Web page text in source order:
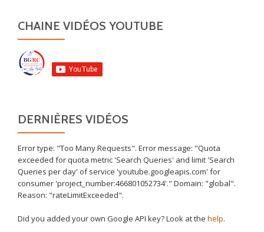
CHAINE VIDÉOS YOUTUBE
DERNIÈRES VIDÉOS
Error type: "Too Many Requests". Error message: "Quota
exceeded for quota metric 'Search Queries' and limit 'Search
Queries per day' of service 'youtube.googleapis.com' for
consumer 'project_number:466801052734'." Domain: "global".
Reason: "rateLimitExceeded".
Did you added your own Google API key? Look at the help.